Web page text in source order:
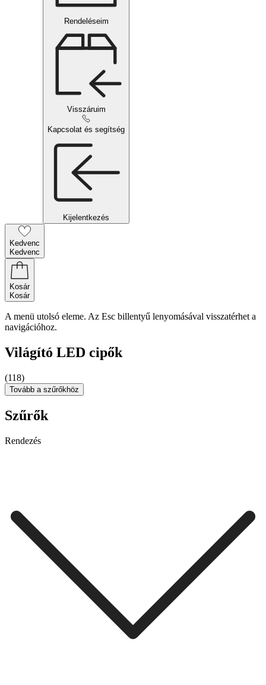
Rendeléseim
Visszáruim
Kapcsolat és segítség
Kijelentkezés
Kedvenc
Kedvenc
Kosár
Kosár
A menü utolsó eleme. Az Esc billentyű lenyomásával visszatérhet a
navigációhoz.
Világító LED cipők
(118)
Tovább a szűrőkhöz
Szűrők
Rendezés